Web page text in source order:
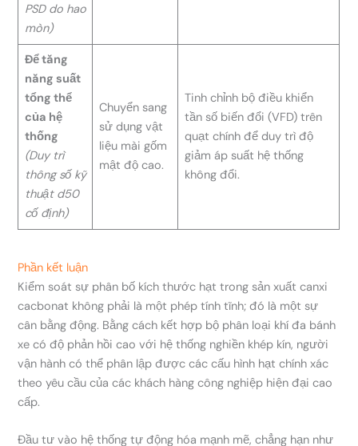
PSD do hao
mòn)
Để tăng
năng suất
tổng thể
của hệ
thống
(Duy trì
thông số kỹ
thuật d50
cố định)
Chuyển sang
sử dụng vật
liệu mài gốm
mật độ cao.
Tinh chỉnh bộ điều khiển
tần số biến đổi (VFD) trên
quạt chính để duy trì độ
giảm áp suất hệ thống
không đổi.
Phần kết luận
Kiểm soát sự phân bố kích thước hạt trong sản xuất canxi
cacbonat không phải là một phép tính tĩnh; đó là một sự
cân bằng động. Bằng cách kết hợp bộ phân loại khí đa bánh
xe có độ phản hồi cao với hệ thống nghiền khép kín, người
vận hành có thể phân lập được các cấu hình hạt chính xác
theo yêu cầu của các khách hàng công nghiệp hiện đại cao
cấp.
Đầu tư vào hệ thống tự động hóa mạnh mẽ, chẳng hạn như